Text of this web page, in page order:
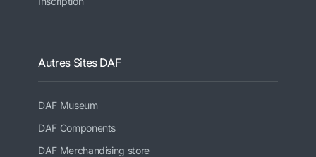
Autres Sites DAF
DAF Museum
DAF Components
DAF Merchandising store